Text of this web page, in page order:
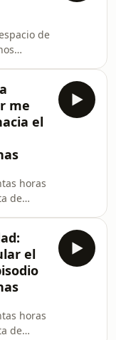
puerta a
en tude
A
me
el
horas
de
con
para
sobre
y
el
horas
de